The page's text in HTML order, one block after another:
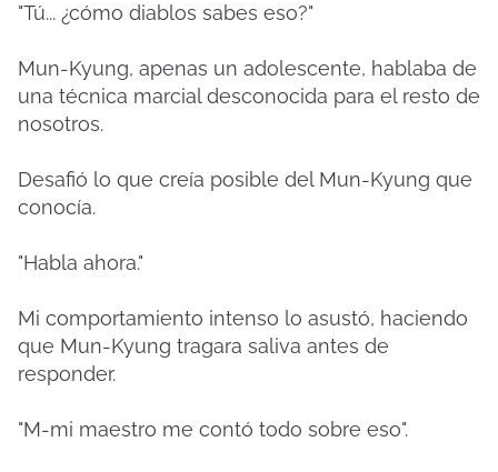
"Tú... ¿cómo diablos sabes eso?"
Mun-Kyung, apenas un adolescente, hablaba de
una técnica marcial desconocida para el resto de
nosotros.
Desafió lo que creía posible del Mun-Kyung que
conocía.
"Habla ahora."
Mi comportamiento intenso lo asustó, haciendo
que Mun-Kyung tragara saliva antes de
responder.
"M-mi maestro me contó todo sobre eso".